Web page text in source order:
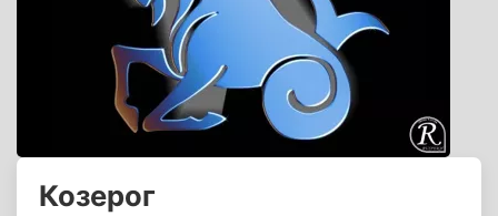
Козерог